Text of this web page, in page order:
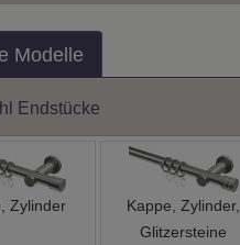
Modelle
Endstücke
Zylinder
Kappe, Zylinder,
Glitzersteine